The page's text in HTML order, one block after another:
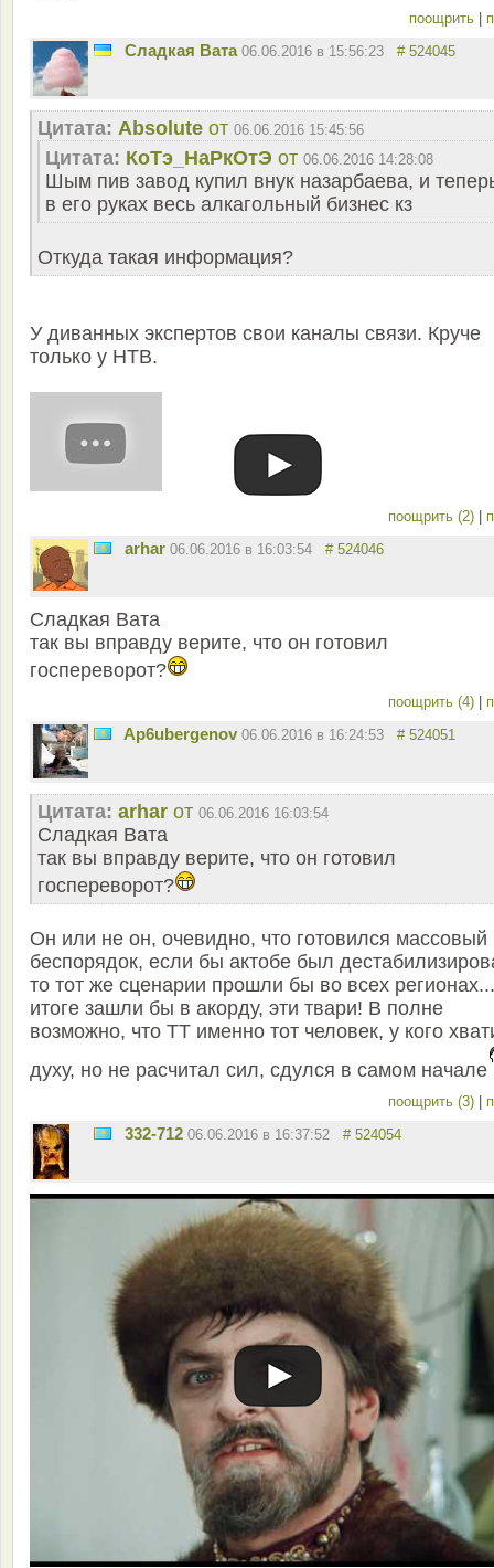
поощрить
Сладкая Вата 06.06.2016 в 15:56:23 # 524045
Цитата: Absolute от 06.06.2016 15:45:56
Цитата: КоТэ_НаРкОтЭ от 06.06.2016 14:28:08
Шым пив завод купил внук назарбаева, и
в его руках весь алкагольный бизнес кз
Откуда такая информация?
У диванных экспертов свои каналы связи. Круче
только у НТВ.
поощрить (2)
arhar 06.06.2016 в 16:03:54 # 524046
Сладкая Вата
так вы вправду верите, что он готовил
госпереворот?
поощрить (4)
Ap6ubergenov 06.06.2016 в 16:24:53 # 524051
Цитата: arhar от 06.06.2016 16:03:54
Сладкая Вата
так вы вправду верите, что он готовил
госпереворот?
Он или не он, очевидно, что готовился массовый
беспорядок, если бы актобе был
то тот же сценарии прошли бы во всех
итоге зашли бы в акорду, эти твари! В полне
возможно, что ТТ именно тот человек, у кого
духу, но не расчитал сил, сдулся в самом начале
поощрить (3)
332-712 06.06.2016 в 16:37:52 # 524054